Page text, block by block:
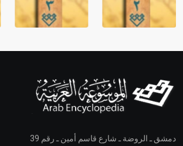
دمشق ـ الروضة ـ شارع قاسم أمين ـ رقم 39